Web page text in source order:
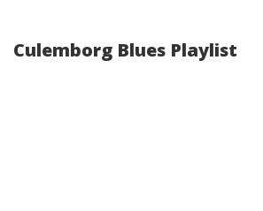
Culemborg Blues Playlist